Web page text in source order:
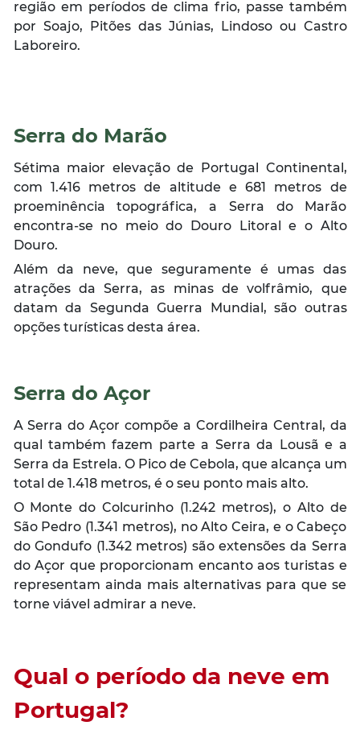
região em períodos de clima frio, passe também
por Soajo, Pitões das Júnias, Lindoso ou Castro
Laboreiro.
Serra do Marão
Sétima maior elevação de Portugal Continental,
com 1.416 metros de altitude e 681 metros de
proeminência topográfica, a Serra do Marão
encontra-se no meio do Douro Litoral e o Alto
Douro.
Além da neve, que seguramente é umas das
atrações da Serra, as minas de volfrâmio, que
datam da Segunda Guerra Mundial, são outras
opções turísticas desta área.
Serra do Açor
A Serra do Açor compõe a Cordilheira Central, da
qual também fazem parte a Serra da Lousã e a
Serra da Estrela. O Pico de Cebola, que alcança um
total de 1.418 metros, é o seu ponto mais alto.
O Monte do Colcurinho (1.242 metros), o Alto de
São Pedro (1.341 metros), no Alto Ceira, e o Cabeço
do Gondufo (1.342 metros) são extensões da Serra
do Açor que proporcionam encanto aos turistas e
representam ainda mais alternativas para que se
torne viável admirar a neve.
Qual o período da neve em
Portugal?